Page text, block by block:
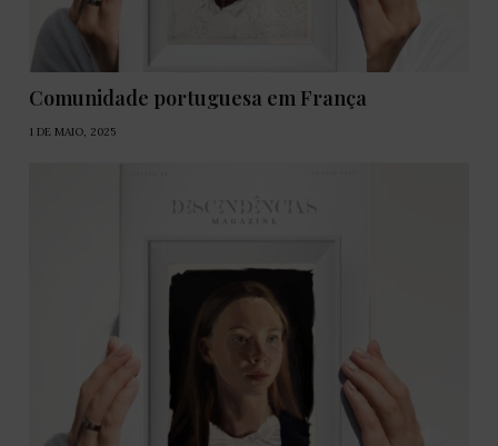
Comunidade portuguesa em França
1 DE MAIO, 2025